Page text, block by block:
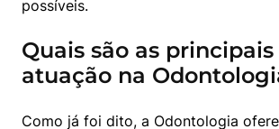
possíveis.
Quais são as
atuação na
Como já foi dito, a Odontologia